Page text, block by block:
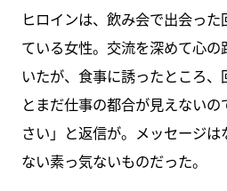
ヒロインは、飲み会で出会っ
ている女性。交流を深めて心の
いたが、食事に誘ったところ
とまだ仕事の都合が見えない
さい」と返信が。メッセージ
ない素っ気ないものだった。